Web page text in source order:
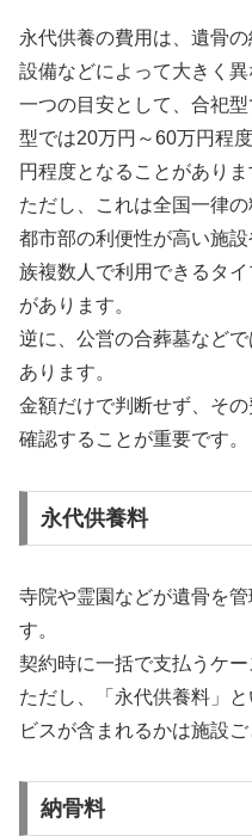
永代供養の費用は、遺骨
設備などによって大きく異
一つの目安として、合祀
型では20万円～60万円程
円程度となることがありま
ただし、これは全国一律の
都市部の利便性が高い施
族複数人で利用できるタ
があります。
逆に、公営の合葬墓など
あります。
金額だけで判断せず、そ
確認することが重要です。
永代供養料
寺院や霊園などが遺骨を
す。
契約時に一括で支払うケー
ただし、「永代供養料」
ビスが含まれるかは施設ご
納骨料